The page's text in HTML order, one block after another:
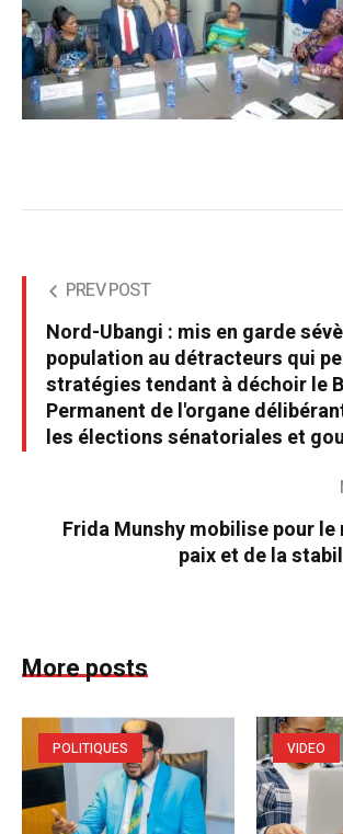
PREV POST
Nord-Ubangi : mis en garde
population au détracteurs qui
stratégies tendant à déchoir le
Permanent de l'organe
les élections sénatoriales et
Frida Munshy mobilise pour
paix et de la
More posts
POLITIQUES VIDEO